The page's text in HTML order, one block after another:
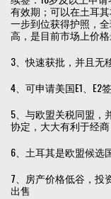
有效期；可以在土耳
一步到位获得护照，
高，是目前市场上价
3、快速获批，并且无
4、可申请美国E1、E2
5、与欧盟关税同盟，
协定，大大有利于经商
6、土耳其是欧盟候选
7、房产价格低谷，投
出售